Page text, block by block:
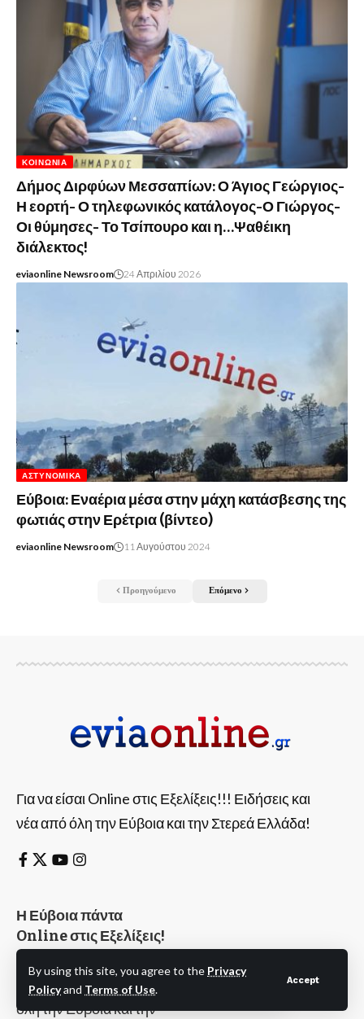
By using this site, you agree to the Privacy
Policyand Terms of Use.
Accept
ΚΟΙΝΩΝΊΑ
Δήμος Διρφύων Μεσσαπίων: Ο Άγιος Γεώργιος-
Η εορτή- Ο τηλεφωνικός κατάλογος-Ο Γιώργος-
Οι θύμησες- Το Τσίπουρο και η…Ψαθέικη
διάλεκτος!
eviaonline Newsroom 24 Απριλίου 2026
ΑΣΤΥΝΟΜΙΚΆ
Εύβοια: Εναέρια μέσα στην μάχη κατάσβεσης της
φωτιάς στην Ερέτρια (βίντεο)
eviaonline Newsroom 11 Αυγούστου 2024
Προηγούμενο Επόμενο
Για να είσαι Online στις Εξελίξεις!!! Ειδήσεις και
νέα από όλη την Εύβοια και την Στερεά Ελλάδα!
Η Εύβοια πάντα
Online στις Εξελίξεις!
Eviaonline.gr
Ειδήσεις και νέα από
όλη την Εύβοια και την